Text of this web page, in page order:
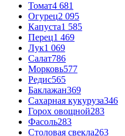
Томат4 681
Огурец2 095
Капуста1 585
Перец1 469
Лук1 069
Салат786
Морковь577
Редис565
Баклажан369
Сахарная кукуруза346
Горох овощной283
Фасоль283
Столовая свекла263